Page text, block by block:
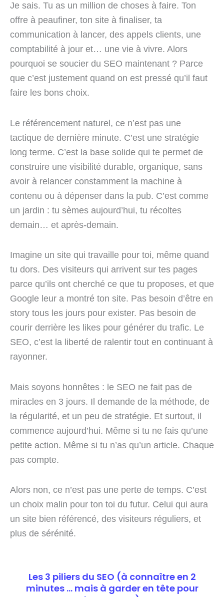
Je sais. Tu as un million de choses à faire. Ton
offre à peaufiner, ton site à finaliser, ta
communication à lancer, des appels clients, une
comptabilité à jour et… une vie à vivre. Alors
pourquoi se soucier du SEO maintenant ? Parce
que c’est justement quand on est pressé qu’il faut
faire les bons choix.
Le référencement naturel, ce n’est pas une
tactique de dernière minute. C’est une stratégie
long terme. C’est la base solide qui te permet de
construire une visibilité durable, organique, sans
avoir à relancer constamment la machine à
contenu ou à dépenser dans la pub. C’est comme
un jardin : tu sèmes aujourd’hui, tu récoltes
demain… et après-demain.
Imagine un site qui travaille pour toi, même quand
tu dors. Des visiteurs qui arrivent sur tes pages
parce qu’ils ont cherché ce que tu proposes, et que
Google leur a montré ton site. Pas besoin d’être en
story tous les jours pour exister. Pas besoin de
courir derrière les likes pour générer du trafic. Le
SEO, c’est la liberté de ralentir tout en continuant à
rayonner.
Mais soyons honnêtes : le SEO ne fait pas de
miracles en 3 jours. Il demande de la méthode, de
la régularité, et un peu de stratégie. Et surtout, il
commence aujourd’hui. Même si tu ne fais qu’une
petite action. Même si tu n’as qu’un article. Chaque
pas compte.
Alors non, ce n’est pas une perte de temps. C’est
un choix malin pour ton toi du futur. Celui qui aura
un site bien référencé, des visiteurs réguliers, et
plus de sérénité.
Les 3 piliers du SEO (à connaître en 2
minutes ... mais à garder en tête pour